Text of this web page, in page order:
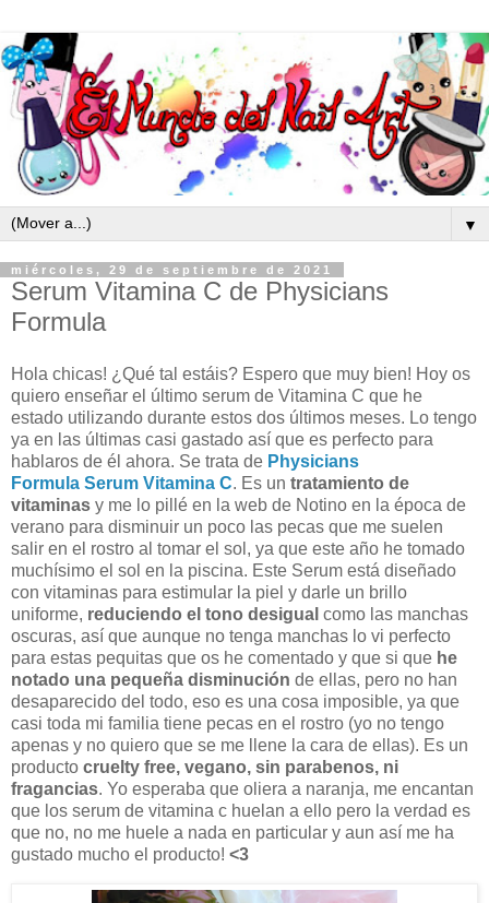
▼
miércoles, 29 de septiembre de 2021
Serum Vitamina C de Physicians
Formula
Hola chicas! ¿Qué tal estáis? Espero que muy bien! Hoy os
quiero enseñar el último serum de Vitamina C que he
estado utilizando durante estos dos últimos meses. Lo tengo
ya en las últimas casi gastado así que es perfecto para
hablaros de él ahora. Se trata de Physicians
Formula Serum Vitamina C. Es un tratamiento de
vitaminas y me lo pillé en la web de Notino en la época de
verano para disminuir un poco las pecas que me suelen
salir en el rostro al tomar el sol, ya que este año he tomado
muchísimo el sol en la piscina. Este Serum está diseñado
con vitaminas para estimular la piel y darle un brillo
uniforme, reduciendo el tono desigual como las manchas
oscuras, así que aunque no tenga manchas lo vi perfecto
para estas pequitas que os he comentado y que si que he
notado una pequeña disminución de ellas, pero no han
desaparecido del todo, eso es una cosa imposible, ya que
casi toda mi familia tiene pecas en el rostro (yo no tengo
apenas y no quiero que se me llene la cara de ellas). Es un
producto cruelty free, vegano, sin parabenos, ni
fragancias. Yo esperaba que oliera a naranja, me encantan
que los serum de vitamina c huelan a ello pero la verdad es
que no, no me huele a nada en particular y aun así me ha
gustado mucho el producto! <3